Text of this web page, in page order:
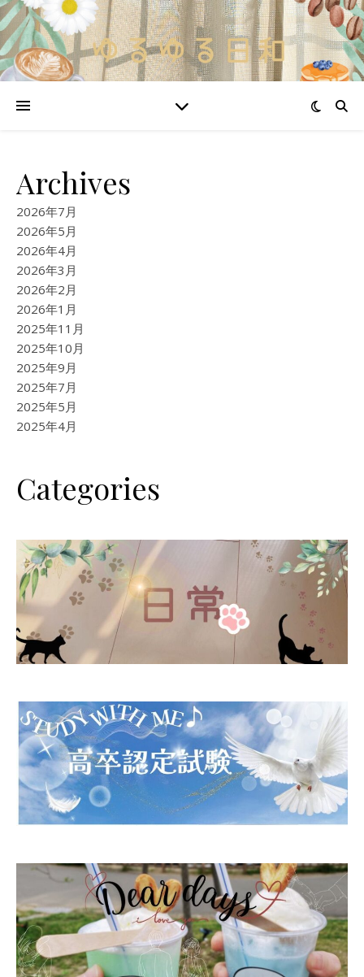
Archives
2026年7月
2026年5月
2026年4月
2026年3月
2026年2月
2026年1月
2025年11月
2025年10月
2025年9月
2025年7月
2025年5月
2025年4月
Categories